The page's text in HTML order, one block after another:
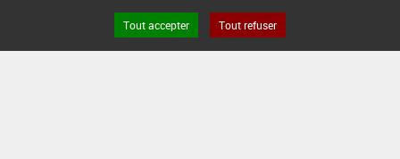
DATE DE FIN DE DISTRIBUTION :
Tout accepter Tout refuser